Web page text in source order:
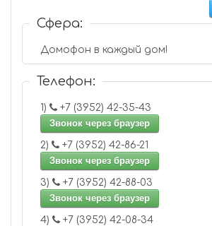
Сфера:
Домофон в каждый дом!
Телефон:
1)
+7 (3952) 42-35-43
Звонок через браузер
2)
+7 (3952) 42-86-21
Звонок через браузер
3)
+7 (3952) 42-88-03
Звонок через браузер
4)
+7 (3952) 42-08-34